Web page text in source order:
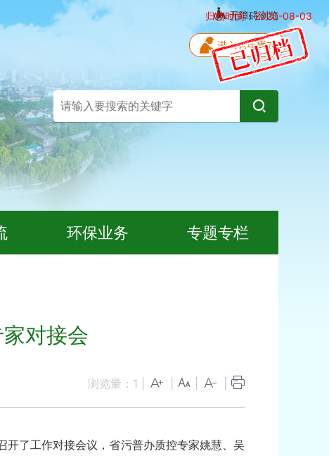
归档时间：2020-08-03
无障碍浏览
环保业务 专题专栏
对接会
浏览量： 1
了工作对接会议，省污普办质控专家姚慧、吴